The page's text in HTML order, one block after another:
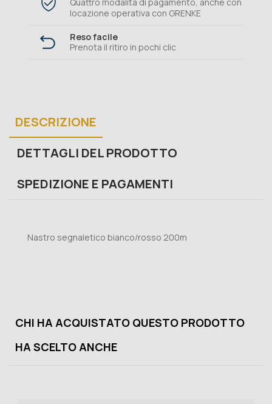
locazione operativa con GRENKE
Reso facile
Prenota il ritiro in pochi clic
DESCRIZIONE
DETTAGLI DEL PRODOTTO
SPEDIZIONE E PAGAMENTI
Nastro segnaletico bianco/rosso 200m
CHI HA ACQUISTATO QUESTO PRODOTTO
HA SCELTO ANCHE